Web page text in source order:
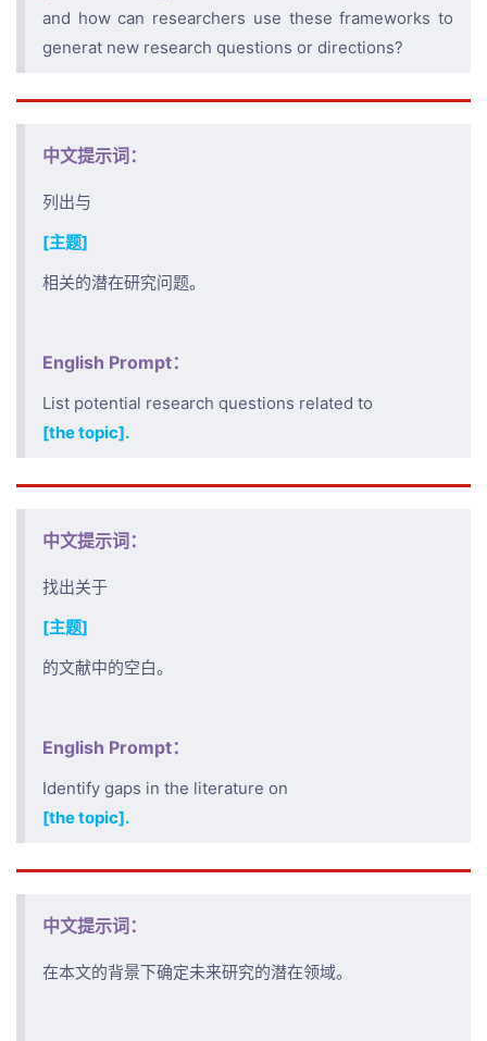
and how can researchers use these frameworks to
generat new research questions or directions?
中文提示词：
列出与
[主题]
相关的潜在研究问题。
English Prompt：
List potential research questions related to
[the topic].
中文提示词：
找出关于
[主题]
的文献中的空白。
English Prompt：
Identify gaps in the literature on
[the topic].
中文提示词：
在本文的背景下确定未来研究的潜在领域。